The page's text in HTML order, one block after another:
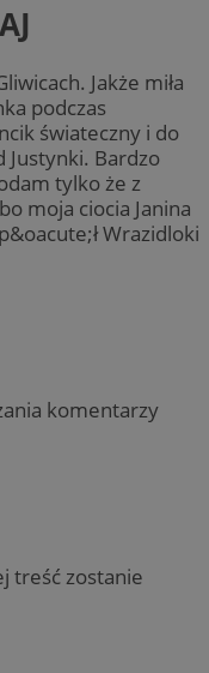
Jakże miła
podczas
świateczny i do
Justynki. Bardzo
tylko że z
moja ciocia Janina
Wrazidloki
komentarzy
treść zostanie